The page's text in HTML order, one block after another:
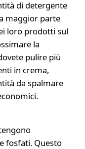
di detergente
maggior parte
loro prodotti sul
la
pulire più
in crema,
da spalmare
fosfati. Questo